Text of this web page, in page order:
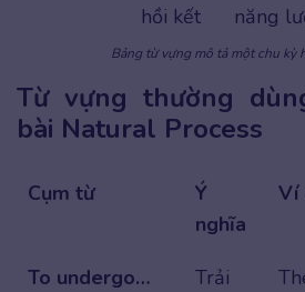
hồi kết
năng
Bảng từ vựng mô tả một chu kỳ
Từ vựng thường
bài Natural Process
Cụm từ
Ý
nghĩa
Ví
To undergo…
Trải